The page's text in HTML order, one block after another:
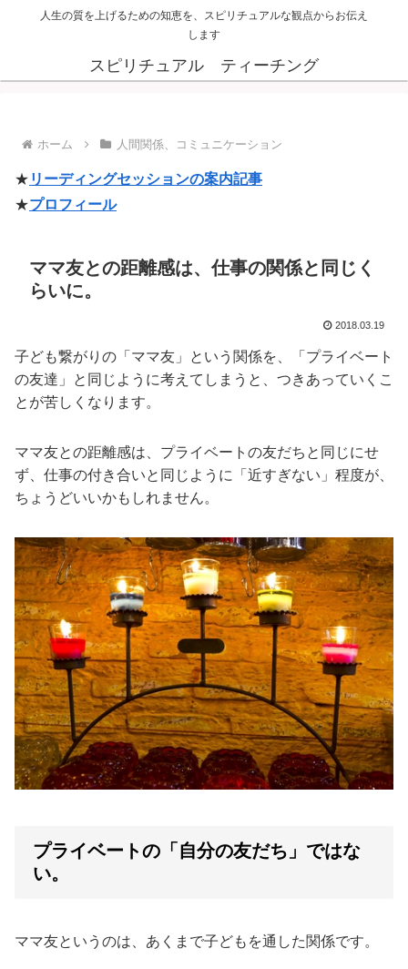
人生の質を上げるための知恵を、スピリチュアルな観点からお伝え
します
スピリチュアル ティーチング
ホーム 人間関係、コミュニケーション
★ リーディングセッションの案内記事
★プロフィール
ママ友との距離感は、仕事の関係と同じく
らいに。
2018.03.19
子ども繋がりの「ママ友」という関係を、「プライベート
の友達」と同じように考えてしまうと、つきあっていくこ
とが苦しくなります。
ママ友との距離感は、プライベートの友だちと同じにせ
ず、仕事の付き合いと同じように「近すぎない」程度が、
ちょうどいいかもしれません。
プライベートの「自分の友だち」ではな
い。
ママ友というのは、あくまで子どもを通した関係です。